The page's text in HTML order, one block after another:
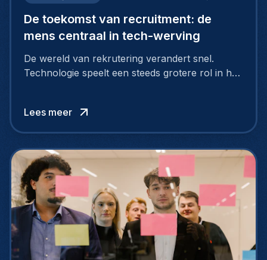
De toekomst van recruitment: de
mens centraal in tech-werving
De wereld van rekrutering verandert snel.
Technologie speelt een steeds grotere rol in het
expertise onmisbaar voor het maken van de
juiste keuzes.
Lees meer